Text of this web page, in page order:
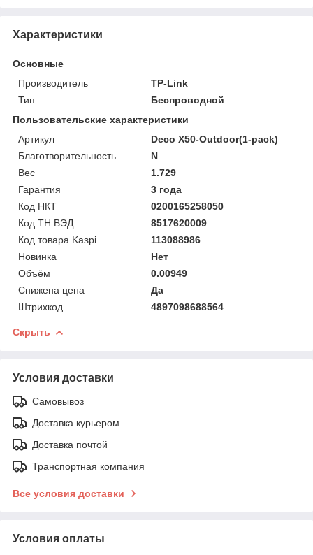
Характеристики
Основные
Производитель
TP-Link
Тип
Беспроводной
Пользовательские характеристики
Артикул
Deco X50-Outdoor(1-pack)
Благотворительность
N
Вес
1.729
Гарантия
3 года
Код НКТ
0200165258050
Код ТН ВЭД
8517620009
Код товара Kaspi
113088986
Новинка
Нет
Объём
0.00949
Снижена цена
Да
Штрихкод
4897098688564
Скрыть
Условия доставки
Самовывоз
Доставка курьером
Доставка почтой
Транспортная компания
Все условия доставки
Условия оплаты